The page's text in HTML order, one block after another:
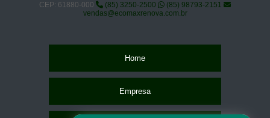
CEP: 61880-000
(85) 3250-2500
(85) 98793-2151
vendas@ecomaxrenova.com.br
Home
Empresa